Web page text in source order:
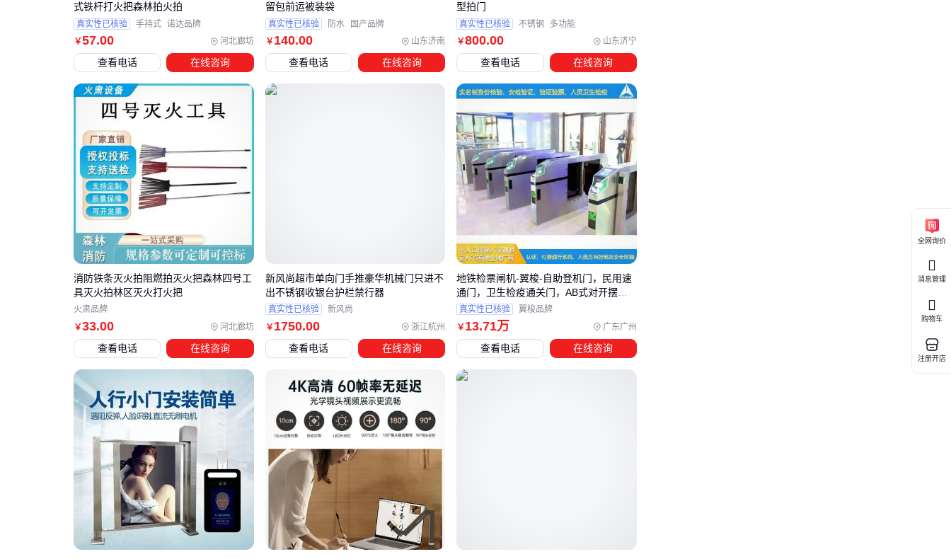
这类设计将传统拍门的关闭速度提升30%以上，同时减少水流
冲击造成的结构磨损。🚀 核心优势在于用简单机械结构解决复
杂流体控制问题。
三、根据排水需求匹配拍门类型
选型时先确认管道工况，再针对性选择结构形式：
：如污水处理厂出水口，选用带配重块的 快速
，关闭时间可控制在2秒内
：市政管网末端适合 方形拍门
，其通流面积
：化工废水管道建议玻璃钢材质，避免金属部件
装深度
对于潮汐河口等特殊场景，甚至可以考虑组合使用浮箱式与配
重式双重防护。🔑 选型本质是平衡响应速度、密封性和耐久度
三大指标。
四、安装拍门还需要哪些配套组件？
拍门本体只是防倒灌系统的一部分，完整安装还需要考虑：
连接部件：根据管道材质选择匹配的
支撑结构 ：大口径拍门需配合
控制系统：需要频繁调试的场合可加装
操作
￥57.00 河北廊坊
式铁杆打火把森林拍火拍
真实性已核验 手持式 诺达品牌
查看电话 在线咨询
￥ 140.00 山东济南
留包前运被装袋
真实性已核验 防水 国产品牌
查看电话 在线咨询
￥800.00 山东济宁
型拍门
真实性已核验 不锈钢 多功能
查看电话 在线咨询
￥33.00 河北廊坊
消防铁条灭火拍阻燃拍灭火把森林四号工
具灭火拍林区灭火打火把
火肃品牌
查看电话 在线咨询
￥ 1750.00 浙江杭州
新风尚超市单向门手推豪华机械门只进不
出不锈钢收银台护栏禁行器
真实性已核验 新风尚
查看电话 在线咨询
￥ 13.71万 广东广州
地铁检票闸机-翼梭-自助登机门，民用速
通门，卫生检疫通关门，AB式对开摆门
厂家
真实性已核验 翼梭品牌
查看电话 在线咨询
全网询价
消息管理
购物车
注册开店